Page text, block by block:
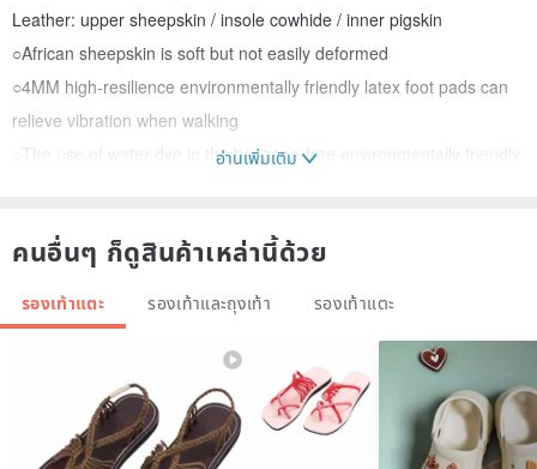
Leather: upper sheepskin / insole cowhide / inner pigskin
○African sheepskin is soft but not easily deformed
○4MM high-resilience environmentally friendly latex foot pads can
relieve vibration when walking
○The use of water dye in the benzene-free environmentally friendly
Heel height: 2.6 cm
Colour: Black
Sole material: rubber outsole
○High-quality rubber outsole with anti-slip pattern
------------------------------------------------ ------------------------------------
----------
อ่านเพิ่มเติม
คนอื่นๆ ก็ดูสินค้าเหล่านี้ด้วย
รองเท้าแตะ รองเท้าและถุงเท้า รองเท้าแตะ